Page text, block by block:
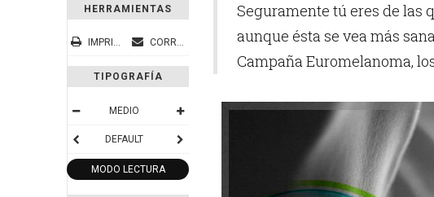
HERRAMIENTAS
IMPRIMIR CORREO ELECTRÓNICO
TIPOGRAFÍA
MEDIO
DEFAULT
MODO LECTURA
Seguramente tú eres de las
aunque ésta se vea más
Campaña Euromelanoma,